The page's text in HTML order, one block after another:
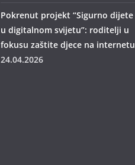
Pokrenut projekt “Sigurno dijete
u digitalnom svijetu”: roditelji u
fokusu zaštite djece na internetu
24.04.2026